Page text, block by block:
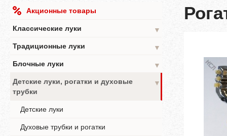
Акционные товары
Классические луки
▼
Традиционные луки
▼
Блочные луки
▼
Детские луки, рогатки и духовые
трубки
▼
Детские луки
Духовые трубки и рогатки